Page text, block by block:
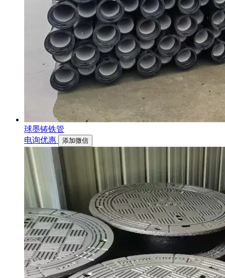
球墨铸铁管
电询优惠
添加微信